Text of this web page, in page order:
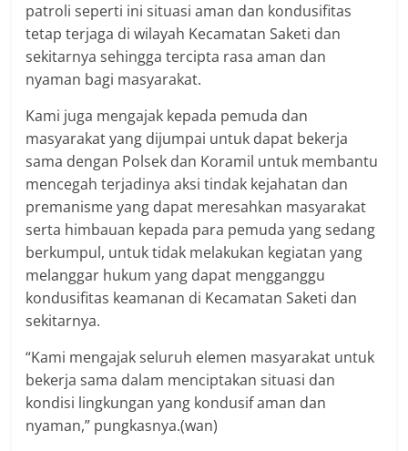
patroli seperti ini situasi aman dan kondusifitas
tetap terjaga di wilayah Kecamatan Saketi dan
sekitarnya sehingga tercipta rasa aman dan
nyaman bagi masyarakat.
Kami juga mengajak kepada pemuda dan
masyarakat yang dijumpai untuk dapat bekerja
sama dengan Polsek dan Koramil untuk membantu
mencegah terjadinya aksi tindak kejahatan dan
premanisme yang dapat meresahkan masyarakat
serta himbauan kepada para pemuda yang sedang
berkumpul, untuk tidak melakukan kegiatan yang
melanggar hukum yang dapat mengganggu
kondusifitas keamanan di Kecamatan Saketi dan
sekitarnya.
“Kami mengajak seluruh elemen masyarakat untuk
bekerja sama dalam menciptakan situasi dan
kondisi lingkungan yang kondusif aman dan
nyaman,” pungkasnya.(wan)